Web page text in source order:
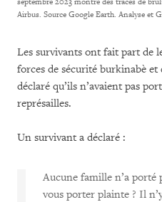
Airbus. Source Google Earth. Analyse et
Les survivants ont fait part de
forces de sécurité burkinabè et
déclaré qu’ils n’avaient pas
représailles.
Un survivant a déclaré :
Aucune famille n’a porté
vous porter plainte ? Il